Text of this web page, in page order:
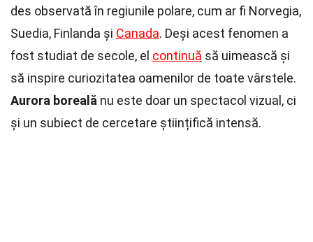
des observată în regiunile polare, cum ar fi Norvegia,
Suedia, Finlanda și Canada. Deși acest fenomen a
fost studiat de secole, el continuă să uimească și
să inspire curiozitatea oamenilor de toate vârstele.
Aurora boreală nu este doar un spectacol vizual, ci
și un subiect de cercetare științifică intensă.